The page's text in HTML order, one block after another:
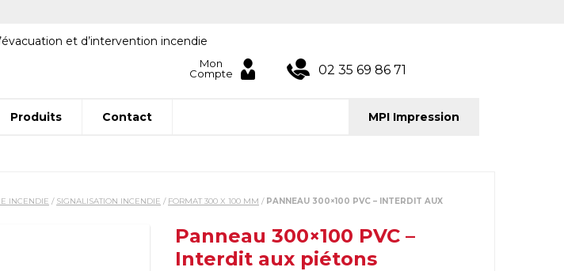
et d’intervention incendie
Mon
Compte
02 35 69 86 71
Produits Contact MPI Impression
INCENDIE / SIGNALISATION INCENDIE / FORMAT 300 X 100 MM / PANNEAU 300×100 PVC – INTERDIT AUX
Panneau 300×100 PVC –
Interdit aux piétons